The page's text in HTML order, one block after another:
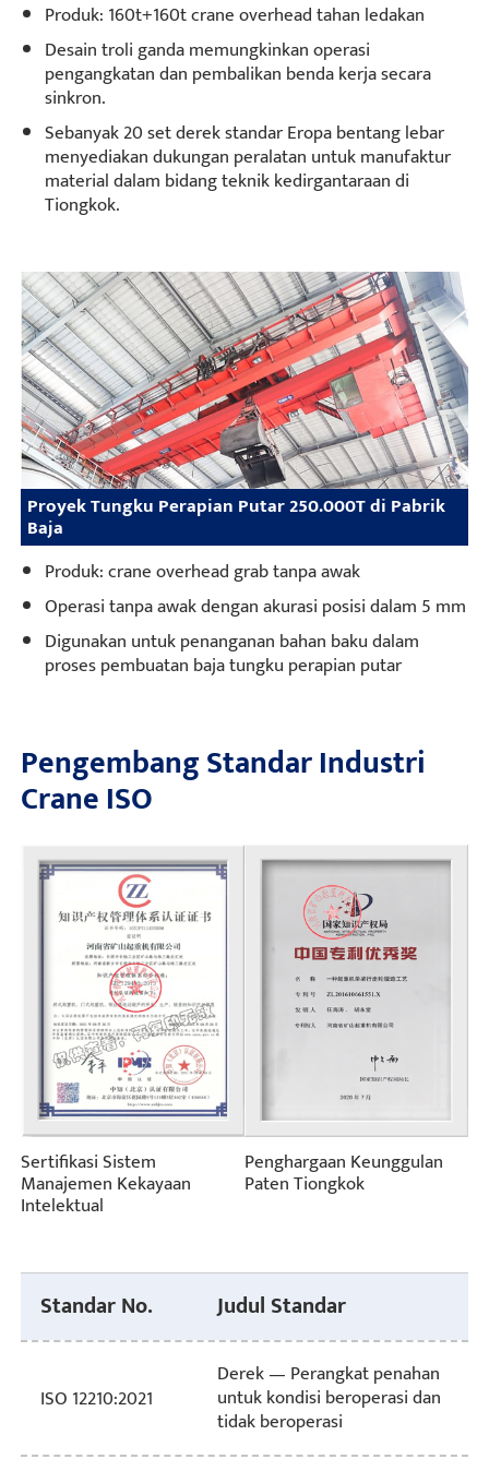
Produk: 160t+160t crane overhead tahan ledakan
Desain troli ganda memungkinkan operasi
pengangkatan dan pembalikan benda kerja secara
sinkron.
Sebanyak 20 set derek standar Eropa bentang lebar
menyediakan dukungan peralatan untuk manufaktur
material dalam bidang teknik kedirgantaraan di
Tiongkok.
Proyek Tungku Perapian Putar 250.000T di Pabrik
Baja
Produk: crane overhead grab tanpa awak
Operasi tanpa awak dengan akurasi posisi dalam 5 mm
Digunakan untuk penanganan bahan baku dalam
proses pembuatan baja tungku perapian putar
Pengembang Standar Industri
Crane ISO
Sertifikasi Sistem
Manajemen Kekayaan
Intelektual
Penghargaan Keunggulan
Paten Tiongkok
Standar No. Judul Standar
ISO 12210:2021
Derek — Perangkat penahan
untuk kondisi beroperasi dan
tidak beroperasi